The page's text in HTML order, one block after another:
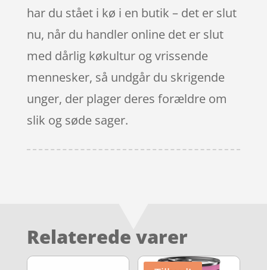
har du stået i kø i en butik – det er slut
nu, når du handler online det er slut
med dårlig køkultur og vrissende
mennesker, så undgår du skrigende
unger, der plager deres forældre om
slik og søde sager.
Relaterede varer